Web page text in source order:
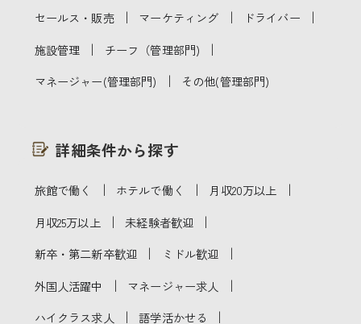
セールス・販売 ｜ マーケティング ｜ ドライバー ｜
施設管理 ｜ チーフ（管理部門) ｜
マネージャー(管理部門) ｜ その他(管理部門)
詳細条件から探す
旅館で働く ｜ ホテルで働く ｜ 月収20万以上 ｜
月収25万以上 ｜ 未経験者歓迎 ｜
新卒・第二新卒歓迎 ｜ ミドル歓迎 ｜
外国人活躍中 ｜ マネージャー求人 ｜
ハイクラス求人 ｜ 語学活かせる ｜